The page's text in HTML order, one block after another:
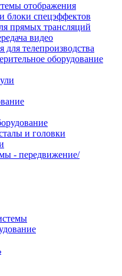
отображения
спецэффектов
прямых трансляций
видео
телепроизводства
оборудование
и головки
- передвижение/